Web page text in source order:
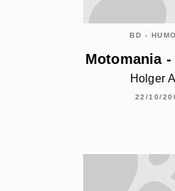
BD -
Motomania -
Holger
22/10/